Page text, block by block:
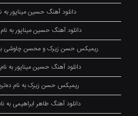
دانلود آهنگ حسین میناپور به
دانلود آهنگ حسین میناپور به نام
ریمیکس حسن زیرک و محسن چاوشی به
دانلود آهنگ حسین میناپور به
ریمیکس حسن زیرک به نام
دانلود آهنگ طاهر ابراهیمی به